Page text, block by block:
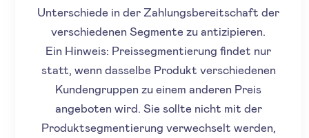
Unterschiede in der Zahlungsbereitschaft der
verschiedenen Segmente zu antizipieren.
Ein Hinweis: Preissegmentierung findet nur
statt, wenn dasselbe Produkt verschiedenen
Kundengruppen zu einem anderen Preis
angeboten wird. Sie sollte nicht mit der
Produktsegmentierung verwechselt werden,